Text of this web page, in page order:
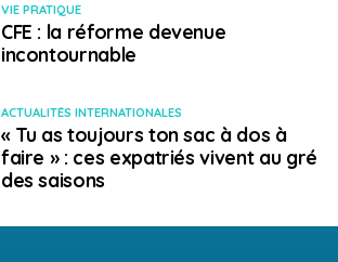
VIE PRATIQUE
CFE : la réforme devenue
incontournable
ACTUALITÉS INTERNATIONALES
« Tu as toujours ton sac à dos à
faire » : ces expatriés vivent au gré
des saisons